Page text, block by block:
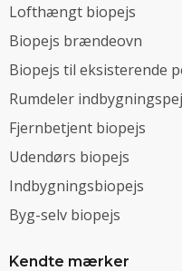
Lofthængt biopejs
Biopejs brændeovn
Biopejs til eksisterende
Rumdeler
Fjernbetjent biopejs
Udendørs biopejs
Indbygningsbiopejs
Byg-selv biopejs
Kendte mærker